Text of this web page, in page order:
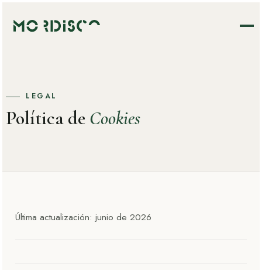
LEGAL
Política de Cookies
Última actualización: junio de 2026